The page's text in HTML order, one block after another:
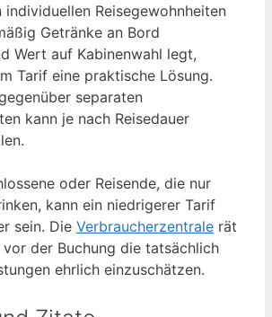
individuellen Reisegewohnheiten
Getränke an Bord
Wert auf Kabinenwahl legt,
Tarif eine praktische Lösung.
separaten
kann je nach Reisedauer
oder Reisende, die nur
kann ein niedrigerer Tarif
sein. Die Verbraucherzentrale rät
der Buchung die tatsächlich
ehrlich einzuschätzen.